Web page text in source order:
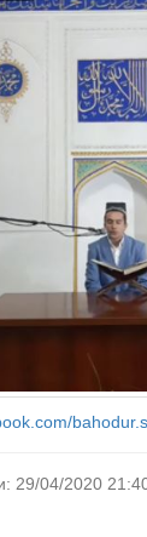
29/04/2020